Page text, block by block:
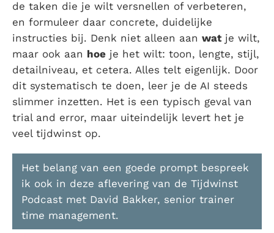
de taken die je wilt versnellen of verbeteren,
en formuleer daar concrete, duidelijke
instructies bij. Denk niet alleen aan watje wilt,
maar ook aan hoe je het wilt: toon, lengte, stijl,
detailniveau, et cetera. Alles telt eigenlijk. Door
dit systematisch te doen, leer je de AI steeds
slimmer inzetten. Het is een typisch geval van
trial and error, maar uiteindelijk levert het je
veel tijdwinst op.
Het belang van een goede prompt bespreek
ik ook in deze aflevering van de Tijdwinst
Podcast met David Bakker, senior trainer
time management.